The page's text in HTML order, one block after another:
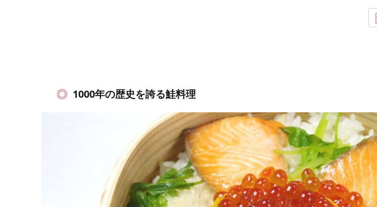
1000年の歴史を誇る鮭料理